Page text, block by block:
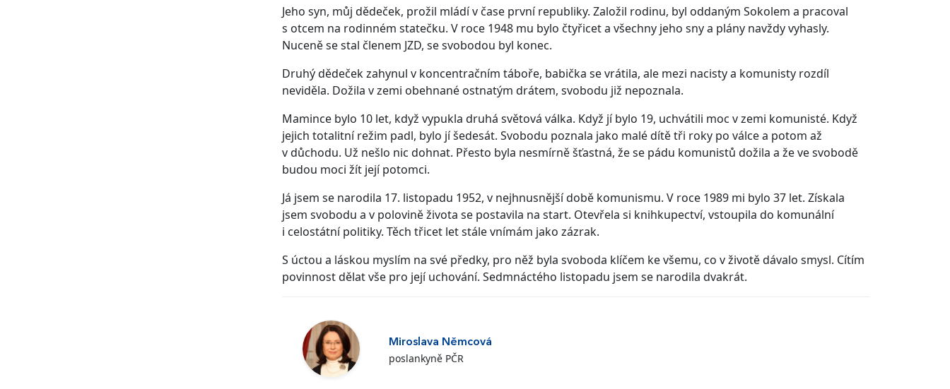
Jeho syn, můj dědeček, prožil mládí v čase první republiky. Založil rodinu, byl oddaným Sokolem a pracoval
s otcem na rodinném statečku. V roce 1948 mu bylo čtyřicet a všechny jeho sny a plány navždy vyhasly.
Nuceně se stal členem JZD, se svobodou byl konec.
Druhý dědeček zahynul v koncentračním táboře, babička se vrátila, ale mezi nacisty a komunisty rozdíl
neviděla. Dožila v zemi obehnané ostnatým drátem, svobodu již nepoznala.
Mamince bylo 10 let, když vypukla druhá světová válka. Když jí bylo 19, uchvátili moc v zemi komunisté. Když
jejich totalitní režim padl, bylo jí šedesát. Svobodu poznala jako malé dítě tři roky po válce a potom až
v důchodu. Už nešlo nic dohnat. Přesto byla nesmírně šťastná, že se pádu komunistů dožila a že ve svobodě
budou moci žít její potomci.
Já jsem se narodila 17. listopadu 1952, v nejhnusnější době komunismu. V roce 1989 mi bylo 37 let. Získala
jsem svobodu a v polovině života se postavila na start. Otevřela si knihkupectví, vstoupila do komunální
i celostátní politiky. Těch třicet let stále vnímám jako zázrak.
S úctou a láskou myslím na své předky, pro něž byla svoboda klíčem ke všemu, co v životě dávalo smysl. Cítím
povinnost dělat vše pro její uchování. Sedmnáctého listopadu jsem se narodila dvakrát.
Miroslava Němcová
poslankyně PČR